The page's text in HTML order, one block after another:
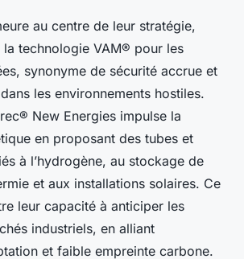
au centre de leur stratégie,
la technologie VAM® pour les
synonyme de sécurité accrue et
les environnements hostiles.
New Energies impulse la
en proposant des tubes et
à l’hydrogène, au stockage de
et aux installations solaires. Ce
leur capacité à anticiper les
industriels, en alliant
et faible empreinte carbone.